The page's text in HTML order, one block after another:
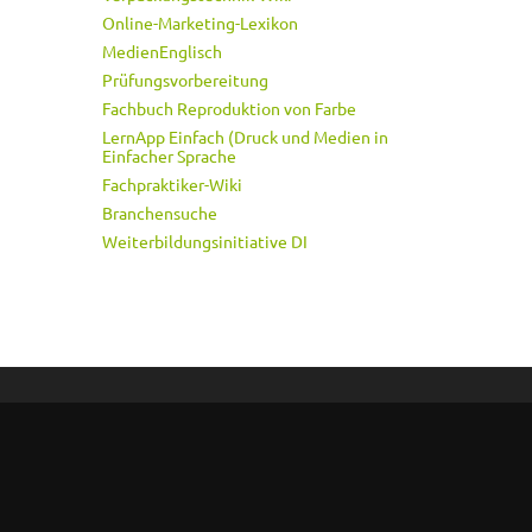
Online-Marketing-Lexikon
MedienEnglisch
Prüfungsvorbereitung
Fachbuch Reproduktion von Farbe
LernApp Einfach (Druck und Medien in
Einfacher Sprache
Fachpraktiker-Wiki
Branchensuche
Weiterbildungsinitiative DI